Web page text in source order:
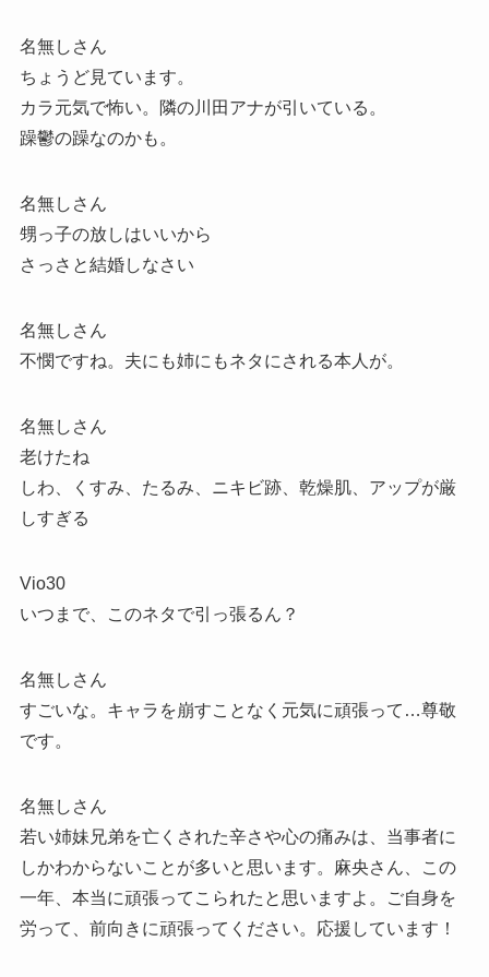
名無しさん
ちょうど見ています。
カラ元気で怖い。隣の川田アナが引いている。
躁鬱の躁なのかも。
名無しさん
甥っ子の放しはいいから
さっさと結婚しなさい
名無しさん
不憫ですね。夫にも姉にもネタにされる本人が。
名無しさん
老けたね
しわ、くすみ、たるみ、ニキビ跡、乾燥肌、アップが厳
しすぎる
Vio30
いつまで、このネタで引っ張るん？
名無しさん
すごいな。キャラを崩すことなく元気に頑張って…尊敬
です。
名無しさん
若い姉妹兄弟を亡くされた辛さや心の痛みは、当事者に
しかわからないことが多いと思います。麻央さん、この
一年、本当に頑張ってこられたと思いますよ。ご自身を
労って、前向きに頑張ってください。応援しています！